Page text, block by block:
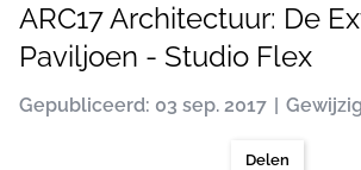
ARC17 Architectuur: De
Paviljoen - Studio Flex
Gepubliceerd: 03 sep. 2017
Delen